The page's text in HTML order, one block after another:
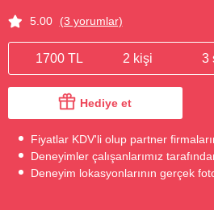
5.00 (3 yorumlar)
1700 TL 2 kişi 3
Hediye et
Fiyatlar KDV'li olup partner
Deneyimler çalışanlarımız
Deneyim lokasyonlarının gerçek